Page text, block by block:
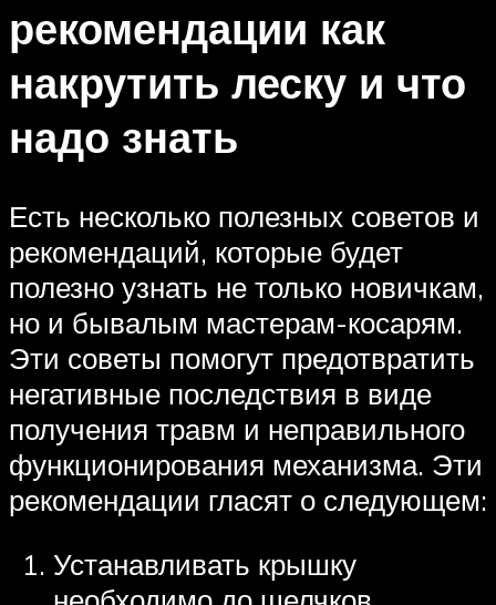
рекомендации как
накрутить леску и что
надо знать
Есть несколько полезных советов и
рекомендаций, которые будет
полезно узнать не только новичкам,
но и бывалым мастерам-косарям.
Эти советы помогут предотвратить
негативные последствия в виде
получения травм и неправильного
функционирования механизма. Эти
рекомендации гласят о следующем:
Устанавливать крышку